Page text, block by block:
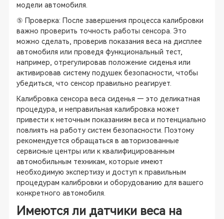
модели автомобиля.
⑤ Проверка: После завершения процесса калибровки
важно проверить точность работы сенсора. Это
можно сделать, проверив показания веса на дисплее
автомобиля или проведя функциональный тест,
например, отрегулировав положение сиденья или
активировав систему подушек безопасности, чтобы
убедиться, что сенсор правильно реагирует.
Калибровка сенсора веса сиденья — это деликатная
процедура, и неправильная калибровка может
привести к неточным показаниям веса и потенциально
повлиять на работу систем безопасности. Поэтому
рекомендуется обращаться в авторизованные
сервисные центры или к квалифицированным
автомобильным техникам, которые имеют
необходимую экспертизу и доступ к правильным
процедурам калибровки и оборудованию для вашего
конкретного автомобиля.
Имеются ли датчики веса на